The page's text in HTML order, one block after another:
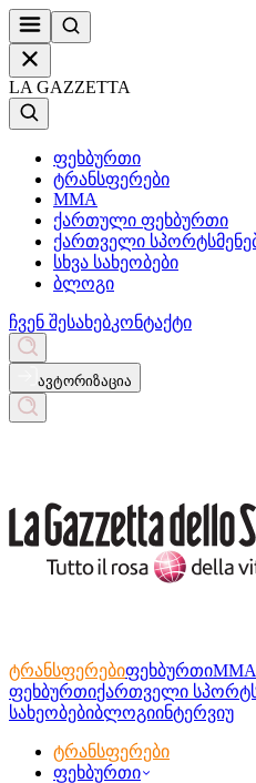
LA GAZZETTA
ფეხბურთი
ტრანსფერები
MMA
ქართული ფეხბურთი
ქართველი
სხვა სახეობები
ბლოგი
ჩვენ შესახებკონტაქტი
ავტორიზაცია
ტრანსფერებიფეხბურთიMMA
ფეხბურთიქართველი
სახეობებიბლოგიინტერვიუ
ტრანსფერები
ფეხბურთი